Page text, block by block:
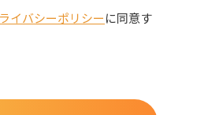
イバシーポリシーに同意す